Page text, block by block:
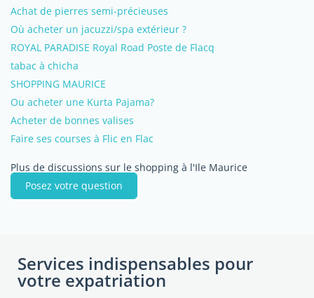
Achat de pierres semi-précieuses
Où acheter un jacuzzi/spa extérieur ?
ROYAL PARADISE Royal Road Poste de Flacq
tabac à chicha
SHOPPING MAURICE
Ou acheter une Kurta Pajama?
Acheter de bonnes valises
Faire ses courses à Flic en Flac
Plus de discussions sur le shopping à l'Ile Maurice
Posez votre question
Services indispensables pour
votre expatriation